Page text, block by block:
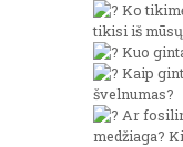
Ko
tikisi iš
Kuo
Kaip
švelnumas?
Ar
medžiaga?